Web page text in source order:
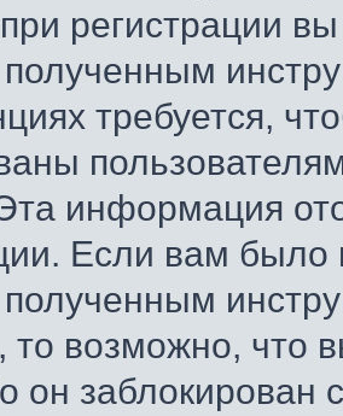
регистрации
требуется,
информация
Если вам
полученным
то возможно, что
он